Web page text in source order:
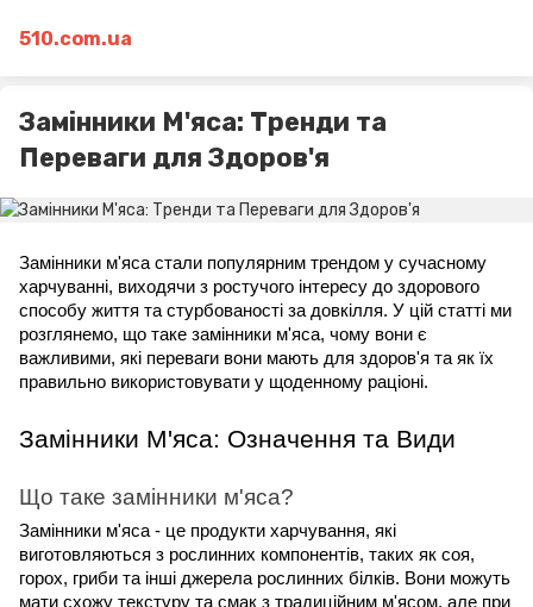
510.com.ua
Замінники М'яса: Тренди та
Переваги для Здоров'я
Замінники м'яса стали популярним трендом у сучасному
харчуванні, виходячи з ростучого інтересу до здорового
способу життя та стурбованості за довкілля. У цій статті ми
розглянемо, що таке замінники м'яса, чому вони є
важливими, які переваги вони мають для здоров'я та як їх
правильно використовувати у щоденному раціоні.
Замінники М'яса: Означення та Види
Що таке замінники м'яса?
Замінники м'яса - це продукти харчування, які
виготовляються з рослинних компонентів, таких як соя,
горох, гриби та інші джерела рослинних білків. Вони можуть
мати схожу текстуру та смак з традиційним м'ясом, але при